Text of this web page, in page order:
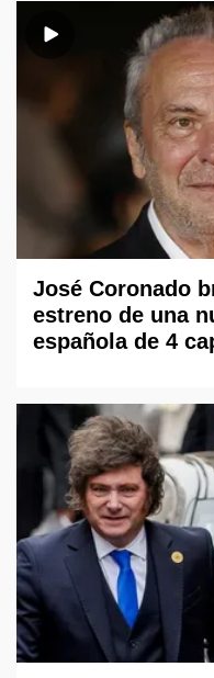
José Coronado
estreno de una
española de 4